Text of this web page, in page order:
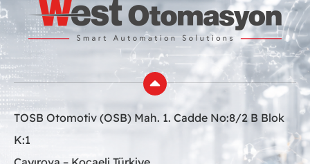
TOSB Otomotiv (OSB) Mah. 1. Cadde No:8/2 B Blok
K:1